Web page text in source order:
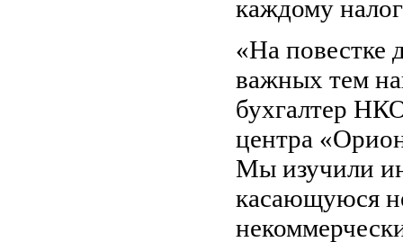
каждому
«На повестке
важных тем
бухгалтер
центра
Мы изучили
касающуюся